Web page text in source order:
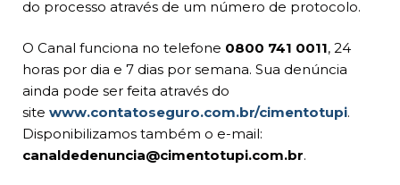
do processo através de um número de protocolo.
O Canal funciona no telefone 0800 741 0011, 24
horas por dia e 7 dias por semana. Sua denúncia
ainda pode ser feita através do
site www.contatoseguro.com.br/cimentotupi.
Disponibilizamos também o e-mail:
canaldedenuncia@cimentotupi.com.br.